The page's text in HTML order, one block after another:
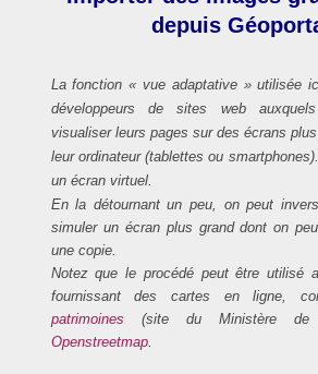
depuis
La fonction « vue adaptative » utilisée
développeurs de sites web
visualiser leurs pages sur des écrans
leur ordinateur (tablettes ou
un écran virtuel.
En la détournant un peu, on peut
simuler un écran plus grand dont on
une copie.
Notez que le procédé peut être utilisé
fournissant des cartes en ligne,
patrimoines (site du Ministère de
Openstreetmap.